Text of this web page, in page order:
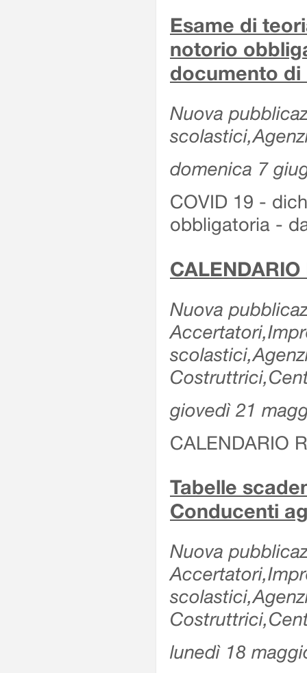
Esame di
notorio
documento di
Nuova
domenica 7
COVID 19 -
obbligatoria -
Nuova
giovedì 21
CALENDARIO
Tabelle
Conducenti
Nuova
lunedì 18